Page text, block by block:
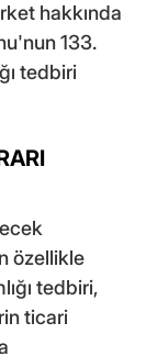
hakkında
133.
tedbiri
özellikle
tedbiri,
ticari